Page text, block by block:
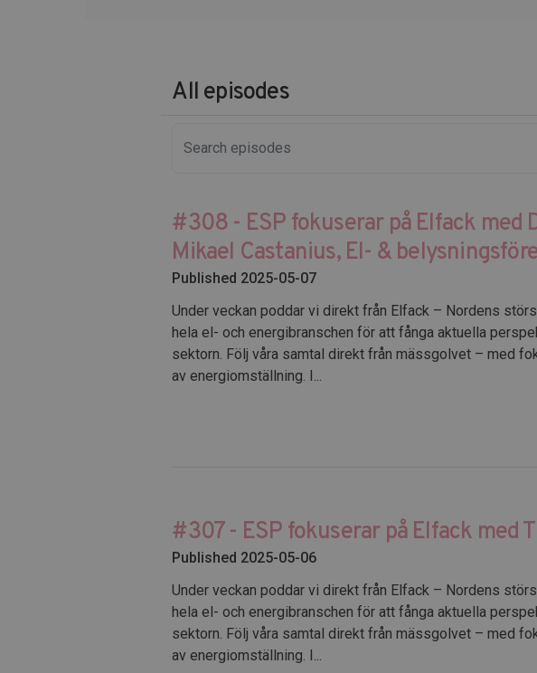
All episodes
#308 - ESP fokuserar på Elfack med
Mikael Castanius, El- &
Published 2025-05-07
Under veckan poddar vi direkt från Elfack – Nordens
hela el- och energibranschen för att fånga aktuella
sektorn. Följ våra samtal direkt från mässgolvet – med
av energiomställning. I...
#307 - ESP fokuserar på Elfack med
Published 2025-05-06
Under veckan poddar vi direkt från Elfack – Nordens
hela el- och energibranschen för att fånga aktuella
sektorn. Följ våra samtal direkt från mässgolvet – med
av energiomställning. I...